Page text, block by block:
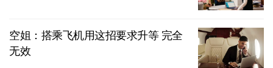
空姐：搭乘飞机用这招要求升等 完全
无效